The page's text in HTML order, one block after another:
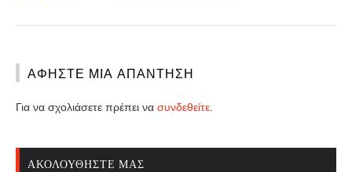
ΑΦΉΣΤΕ ΜΙΑ ΑΠΆΝΤΗΣΗ
Για να σχολιάσετε πρέπει να συνδεθείτε
ΑΚΟΛΟΥΘΉΣΤΕ ΜΑΣ